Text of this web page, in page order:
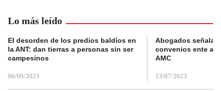
Lo más leído
El desorden de los predios baldíos en
la ANT: dan tierras a personas sin ser
campesinos
06/09/2023
Abogados
convenios ente
AMC
13/07/2023